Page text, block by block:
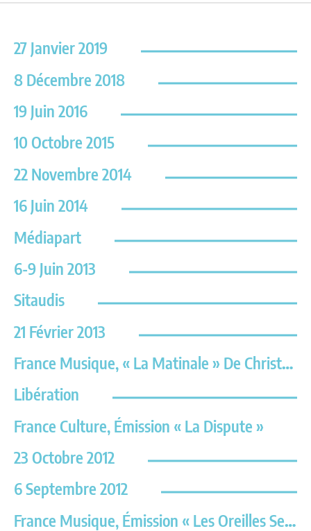
27 Janvier 2019
8 Décembre 2018
19 Juin 2016
10 Octobre 2015
22 Novembre 2014
16 Juin 2014
Médiapart
6-9 Juin 2013
Sitaudis
21 Février 2013
France Musique, « La Matinale » De Christophe Bourseiller
Libération
France Culture, Émission « La Dispute »
23 Octobre 2012
6 Septembre 2012
France Musique, Émission « Les Oreilles Sensibles »